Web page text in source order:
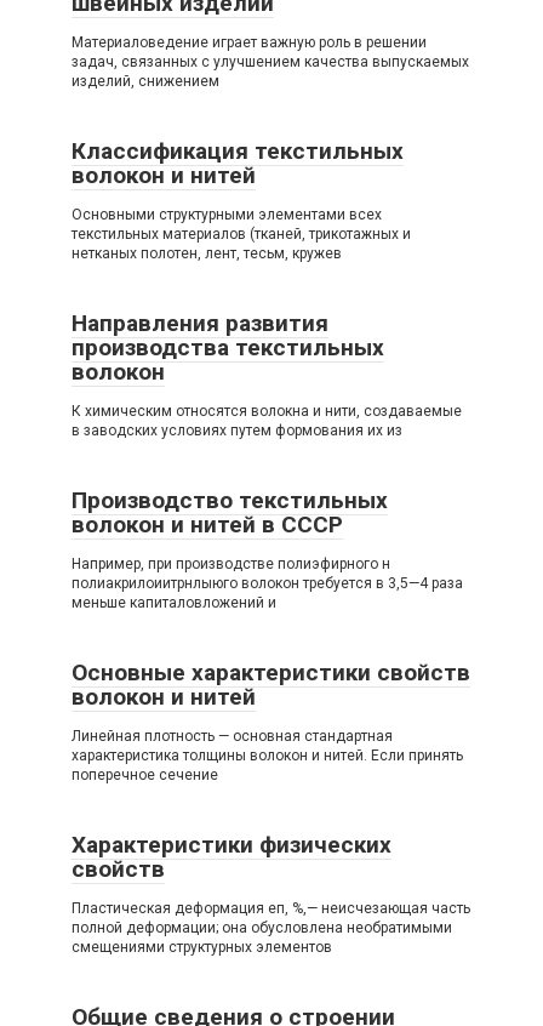
Материаловедение играет важную роль в решении
задач, связанных с улучшением качества выпускаемых
изделий, снижением
Классификация текстильных
волокон и нитей
Основными структурными элементами всех
текстильных материалов (тканей, трикотажных и
нетканых полотен, лент, тесьм, кружев
Направления развития
производства текстильных
волокон
К химическим относятся волокна и нити, создаваемые
в заводских условиях путем формования их из
Производство текстильных
волокон и нитей в СССР
Например, при производстве полиэфирного н
полиакрилоиитрнлыюго волокон требуется в 3,5—4 раза
меньше капиталовложений и
Основные характеристики свойств
волокон и нитей
Линейная плотность — основная стандартная
характеристика толщины волокон и нитей. Если принять
поперечное сечение
Характеристики физических
свойств
Пластическая деформация еп, %,— неисчезающая часть
полной деформации; она обусловлена необратимыми
смещениями структурных элементов
Общие сведения о строении